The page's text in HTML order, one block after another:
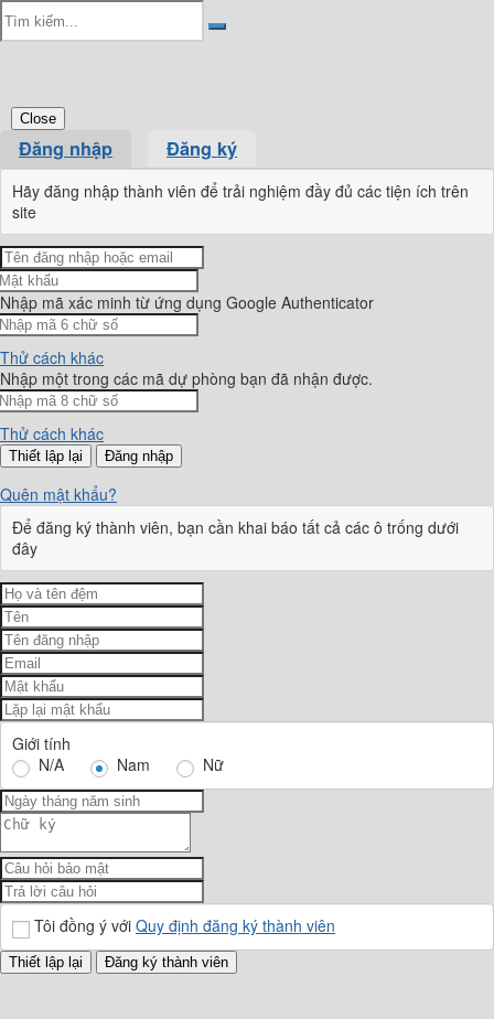
Close
Đăng nhập Đăng ký
Hãy đăng nhập thành viên để trải nghiệm đầy đủ các tiện ích trên
site
Nhập mã xác minh từ ứng dụng Google Authenticator
Thử cách khác
Nhập một trong các mã dự phòng bạn đã nhận được.
Thử cách khác
Đăng nhập
Quên mật khẩu?
Để đăng ký thành viên, bạn cần khai báo tất cả các ô trống dưới
đây
Giới tính
N/A
Nam Nữ
Tôi đồng ý với Quy định đăng ký thành viên